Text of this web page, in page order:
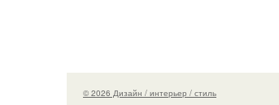
© 2026 Дизайн / интерьер / стиль